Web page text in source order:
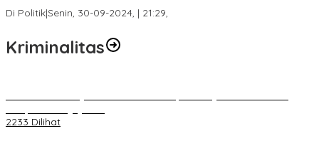
Di Politik|Senin, 30-09-2024, | 21:29,
Kriminalitas
2233 Dilihat